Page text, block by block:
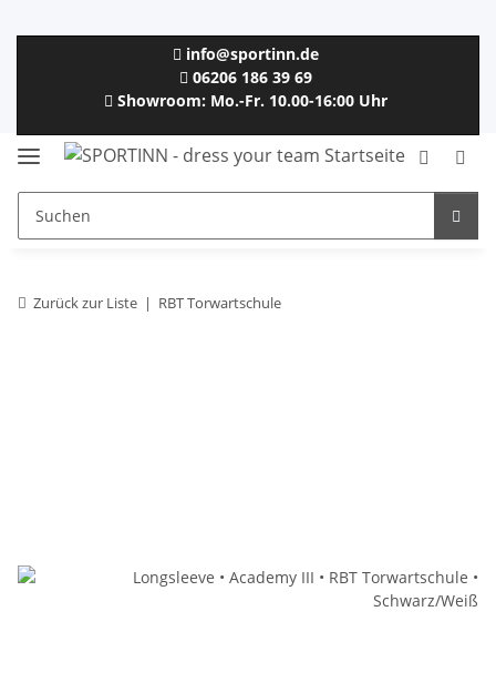
info@sportinn.de
06206 186 39 69
Showroom: Mo.-Fr. 10.00-16:00 Uhr
Zurück zur Liste RBT Torwartschule